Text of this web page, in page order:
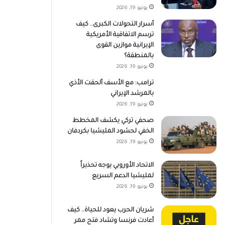
يونيو 19, 2026
أسرار التحولات الكبرى.. كيف
ترسم الاتفاقية الأمريكية
الإيرانية موازين القوى
بالمنطقة؟
يونيو 19, 2026
ترامب: مع الأسف ألحقت الأذي
بالمرشد الإيراني
يونيو 19, 2026
صحفي تركي يكشف المخطط
الخفي لحشود المليشيا بكردفان
يونيو 19, 2026
الاتحاد الأوروبي يوجه تحذيراً
لمليشيا الدعم السريع
يونيو 19, 2026
شريان الحرب يعود للحياة.. كيف
أعادت فرنسا وتشاد فتح ممر